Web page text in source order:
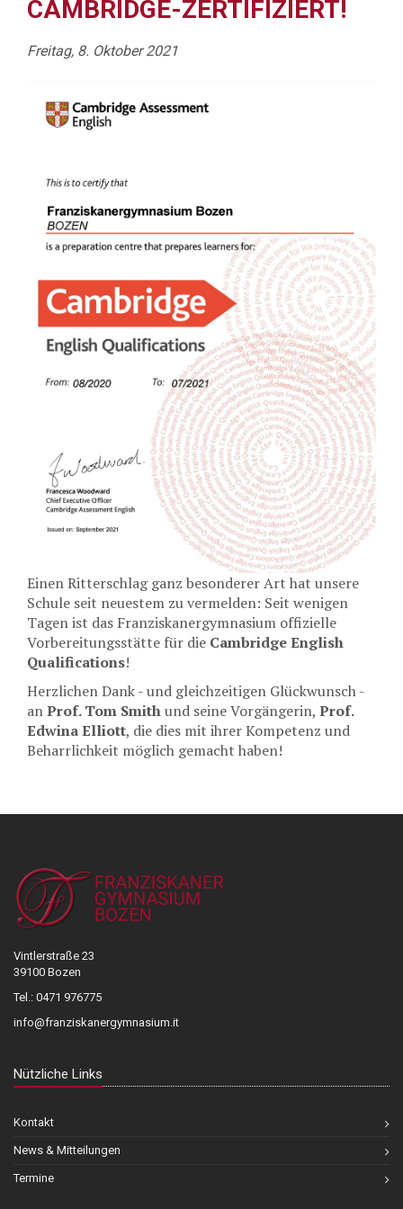
CAMBRIDGE-ZERTIFIZIERT!
Freitag, 8. Oktober 2021
Einen Ritterschlag ganz besonderer Art hat unsere
Schule seit neuestem zu vermelden: Seit wenigen
Tagen ist das Franziskanergymnasium offizielle
Vorbereitungsstätte für die Cambridge English
Qualifications!
Herzlichen Dank - und gleichzeitigen Glückwunsch -
anProf. Tom Smithund seine Vorgängerin, Prof.
Edwina Elliott, die dies mit ihrer Kompetenz und
Beharrlichkeit möglich gemacht haben!
Vintlerstraße 23
39100 Bozen
Tel.: 0471 976775
info@franziskanergymnasium.it
Nützliche Links
Kontakt
News & Mitteilungen
Termine